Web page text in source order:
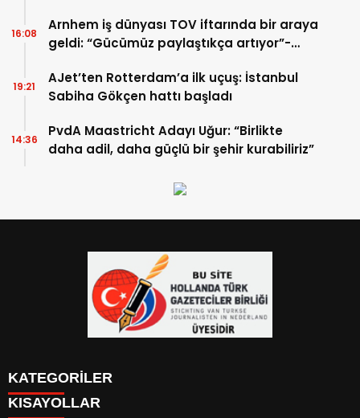
Arnhem iş dünyası TOV iftarında bir araya
geldi: “Gücümüz paylaştıkça artıyor”-
16:08
AJet’ten Rotterdam’a ilk uçuş: İstanbul
Sabiha Gökçen hattı başladı
19:21
PvdA Maastricht Adayı Uğur: “Birlikte
daha adil, daha güçlü bir şehir kurabiliriz”
14:36
KATEGORİLER
KISAYOLLAR